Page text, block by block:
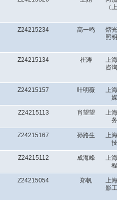
（
Z24215234 高一鸣
熠
照
Z24215134 崔涛
上
咨
Z24215157 叶明薇
上
Z24215113 肖望望
上
Z24215167 孙路生
上
Z24215112 成海峰
上
Z24215054 郑帆
上
影